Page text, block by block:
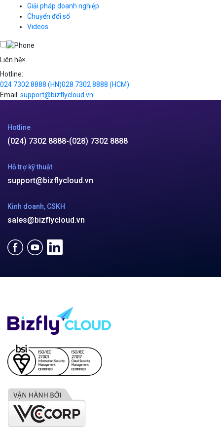
VPN
Traffic Manager
Cloud VPS
Videos
Giải pháp doanh nghiệp
Chuyển đổi số
Videos
Liên hệ×
Hotline:
024 7302 8888 (HN)028 7302 8888 (HCM)
Email: support@bizflycloud.vn
Hotline
(024) 7302 8888-(028) 7302 8888
Hỗ trợ kỹ thuật
support@bizflycloud.vn
Kinh doanh, CSKH
sales@bizflycloud.vn